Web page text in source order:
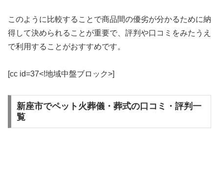
このように比較することで商品間の優劣が分かるために納
得して決められることが重要で、評判や口コミをみたうえ
で利用することがおすすめです。
[cc id=37<!地域中盤ブロック>]
新座市でペット火葬儀・葬式の口コミ・評判一
覧